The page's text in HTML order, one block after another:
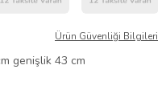
Ürün Güvenliği Bilgileri
genişlik 43 cm